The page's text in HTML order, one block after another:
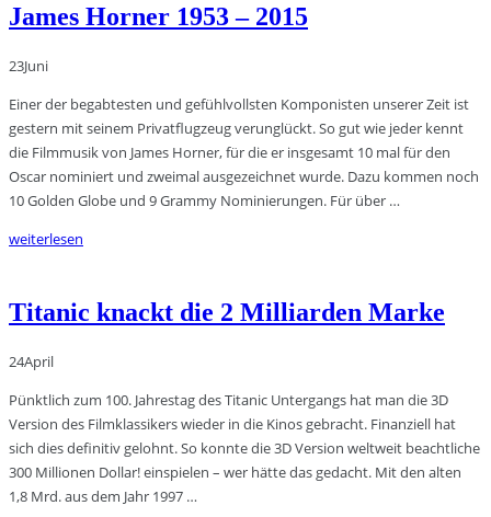
James Horner 1953 – 2015
23Juni
Einer der begabtesten und gefühlvollsten Komponisten unserer Zeit ist
gestern mit seinem Privatflugzeug verunglückt. So gut wie jeder kennt
die Filmmusik von James Horner, für die er insgesamt 10 mal für den
Oscar nominiert und zweimal ausgezeichnet wurde. Dazu kommen noch
10 Golden Globe und 9 Grammy Nominierungen. Für über …
weiterlesen
Titanic knackt die 2 Milliarden Marke
24April
Pünktlich zum 100. Jahrestag des Titanic Untergangs hat man die 3D
Version des Filmklassikers wieder in die Kinos gebracht. Finanziell hat
sich dies definitiv gelohnt. So konnte die 3D Version weltweit beachtliche
300 Millionen Dollar! einspielen – wer hätte das gedacht. Mit den alten
1,8 Mrd. aus dem Jahr 1997 …